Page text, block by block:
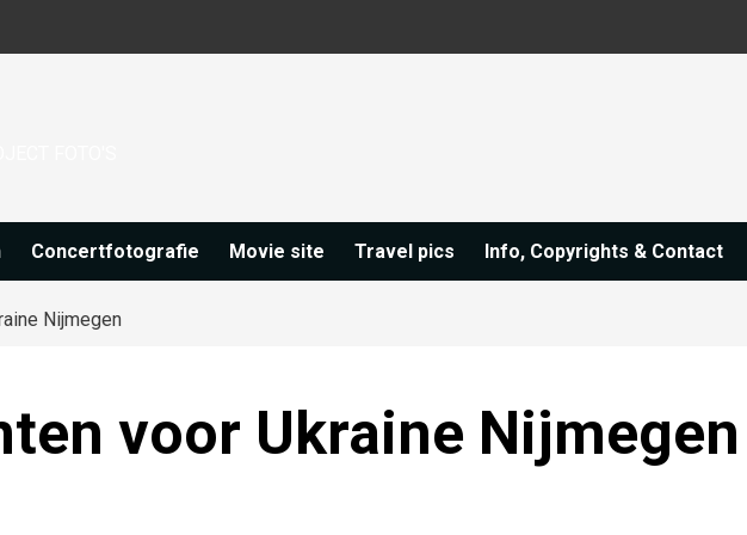
Concertfotografie Movie site Travel pics Info, Copyrights & Contact
Nijmegen
voor Ukraine Nijmegen